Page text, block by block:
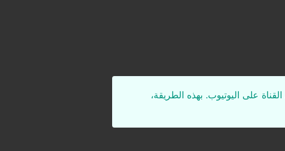
على اليوتيوب. بهذه الطريقة،